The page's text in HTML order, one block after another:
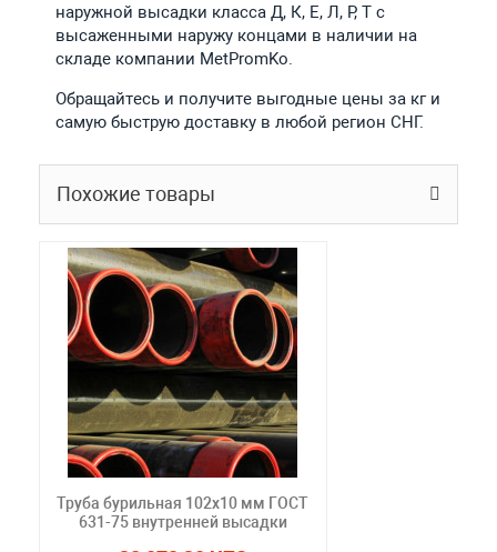
наружной высадки класса Д, К, Е, Л, Р, Т с
высаженными наружу концами в наличии на
складе компании MetPromKo.
Обращайтесь и получите выгодные цены за кг и
самую быструю доставку в любой регион СНГ.
Похожие товары
Труба бурильная 102x10 мм ГОСТ
631-75 внутренней высадки